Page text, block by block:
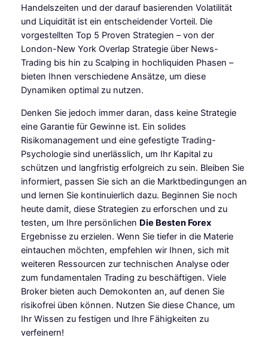
Handelszeiten und der darauf basierenden Volatilität
und Liquidität ist ein entscheidender Vorteil. Die
vorgestellten Top 5 Proven Strategien – von der
London-New York Overlap Strategie über News-
Trading bis hin zu Scalping in hochliquiden Phasen –
bieten Ihnen verschiedene Ansätze, um diese
Dynamiken optimal zu nutzen.
Denken Sie jedoch immer daran, dass keine Strategie
eine Garantie für Gewinne ist. Ein solides
Risikomanagement und eine gefestigte Trading-
Psychologie sind unerlässlich, um Ihr Kapital zu
schützen und langfristig erfolgreich zu sein. Bleiben Sie
informiert, passen Sie sich an die Marktbedingungen an
und lernen Sie kontinuierlich dazu. Beginnen Sie noch
heute damit, diese Strategien zu erforschen und zu
testen, um Ihre persönlichen Die Besten Forex
Ergebnisse zu erzielen. Wenn Sie tiefer in die Materie
eintauchen möchten, empfehlen wir Ihnen, sich mit
weiteren Ressourcen zur technischen Analyse oder
zum fundamentalen Trading zu beschäftigen. Viele
Broker bieten auch Demokonten an, auf denen Sie
risikofrei üben können. Nutzen Sie diese Chance, um
Ihr Wissen zu festigen und Ihre Fähigkeiten zu
verfeinern!